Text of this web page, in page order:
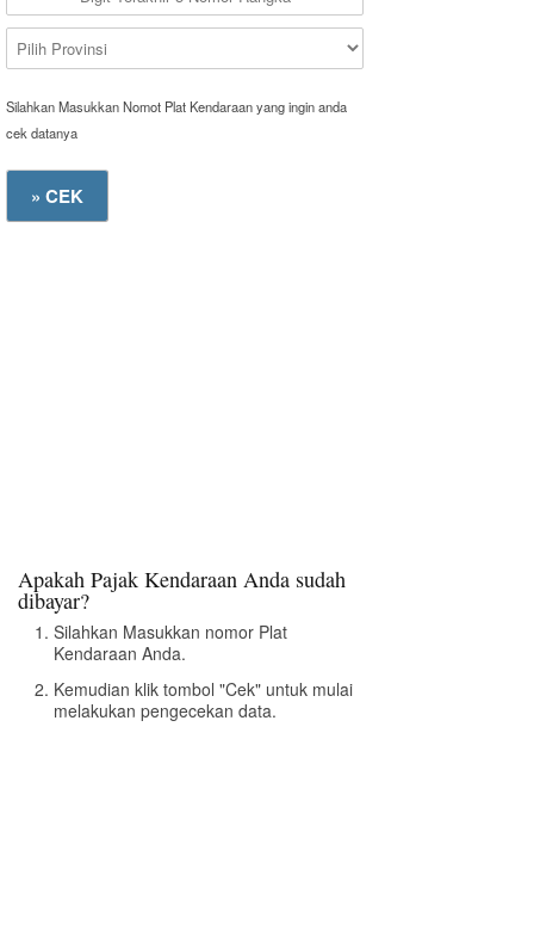
Silahkan Masukkan Nomot Plat Kendaraan yang ingin anda
cek datanya
Apakah Pajak Kendaraan Anda sudah
dibayar?
Silahkan Masukkan nomor Plat
Kendaraan Anda.
Kemudian klik tombol "Cek" untuk mulai
melakukan pengecekan data.